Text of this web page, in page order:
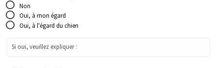
Non
Oui, à mon égard
Oui, à l'égard du chien
Si oui, veuillez expliquer :